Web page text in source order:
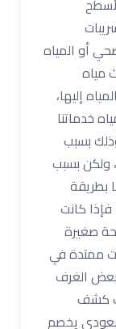
أو المياه
مياه
إليها،
خدماتنا
بسبب
ولكن بسبب
بطريقة
كانت
صغيرة
ممتدة في
الغرف
كشف
سعرة ١٥٠ ريال سعودي يخصم